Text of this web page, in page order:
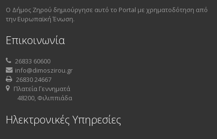
Ο Δήμος Ζηρού δημιούργησε αυτό το Portal με χρηματοδότηση από
την Ευρωπαϊκή Ένωση.
Επικοινωνία
26833 60600
info@dimoszirou.gr
26830 24667
Πλατεία Γεννηματά
48200, Φιλιππιάδα
Ηλεκτρονικές Υπηρεσίες